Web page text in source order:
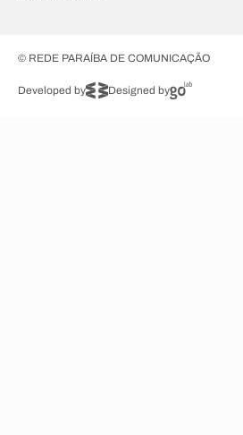
© REDE PARAÍBA DE COMUNICAÇÃO
Developed by Designed by